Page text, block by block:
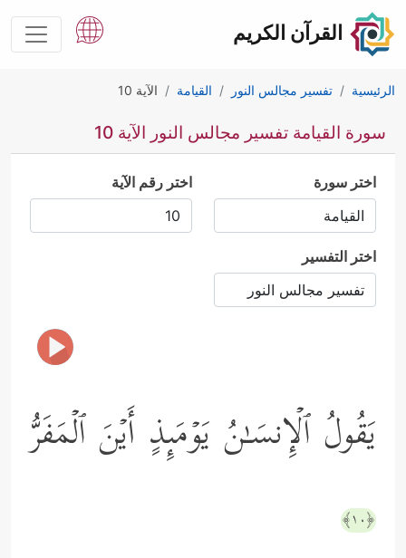
القرآن الكريم
الرئيسية تفسير مجالس النور القيامة الآية 10
سورة القيامة تفسير مجالس النور الآية 10
اختر سورة اختر رقم الآية
اختر التفسير
یَقُولُ ٱلۡإِنسَـٰنُ یَوۡمَىِٕذٍ أَیۡنَ ٱلۡمَفَرُّ
﴿١٠﴾